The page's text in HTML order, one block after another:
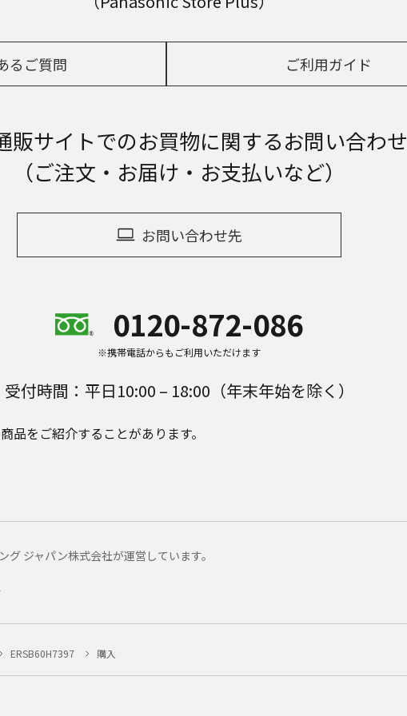
るご質問 ご利用ガイド
販サイトでのお買物に関するお問い合わせ
（ご注文・お届け・お支払いなど）
お問い合わせ先
0120-872-086
※携帯電話からもご利用いただけます
受付時間：平日10:00 – 18:00（年末年始を除く）
品をご紹介することがあります。
ジャパン株式会社が運営しています。
ERSB60H7397 購入